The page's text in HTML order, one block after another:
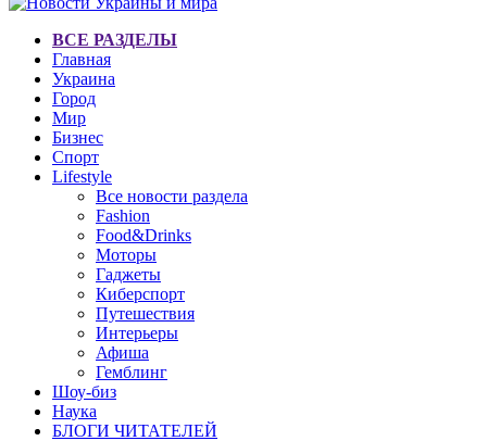
ВСЕ РАЗДЕЛЫ
Главная
Украина
Город
Мир
Бизнес
Спорт
Lifestyle
Все новости раздела
Fashion
Food&Drinks
Моторы
Гаджеты
Киберспорт
Путешествия
Интерьеры
Афиша
Гемблинг
Шоу-биз
Наука
БЛОГИ ЧИТАТЕЛЕЙ